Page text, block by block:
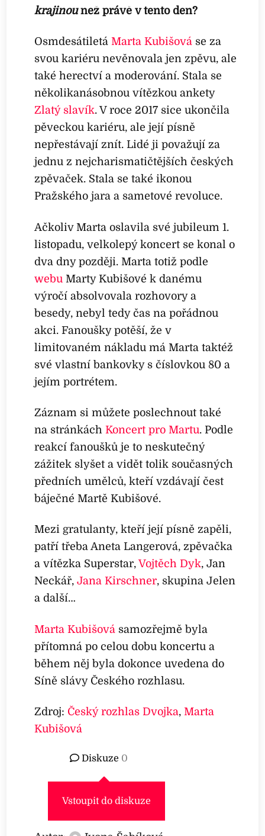
krajinounež právě v tento den?
OsmdesátiletáMarta Kubišová se za
svou kariéru nevěnovala jen zpěvu, ale
také herectví a moderování. Stala se
několikanásobnou vítězkou ankety
Zlatý slavík. V roce 2017 sice ukončila
pěveckou kariéru, ale její písně
nepřestávají znít. Lidé ji považují za
jednu z nejcharismatičtějších českých
zpěvaček. Stala se také ikonou
Pražského jara a sametové revoluce.
Ačkoliv Marta oslavila své jubileum 1.
listopadu, velkolepý koncert se konal o
dva dny později. Marta totiž podle
webu Marty Kubišové k danému
výročí absolvovala rozhovory a
besedy, nebyl tedy čas na pořádnou
akci. Fanoušky potěší, že v
limitovaném nákladu má Marta taktéž
své vlastní bankovky s číslovkou 80 a
jejím portrétem.
Záznam si můžete poslechnout také
na stránkáchKoncert pro Martu. Podle
reakcí fanoušků je to neskutečný
zážitek slyšet a vidět tolik současných
předních umělců, kteří vzdávají čest
báječné Martě Kubišové.
Mezi gratulanty, kteří její písně zapěli,
patří třeba Aneta Langerová, zpěvačka
a vítězka Superstar,Vojtěch Dyk, Jan
Neckář,Jana Kirschner, skupina Jelen
a další…
Marta Kubišová samozřejmě byla
přítomná po celou dobu koncertu a
během něj byla dokonce uvedena do
Síně slávy Českého rozhlasu.
Zdroj: Český rozhlas Dvojka,Marta
Kubišová
Diskuze 0
Vstoupit do diskuze